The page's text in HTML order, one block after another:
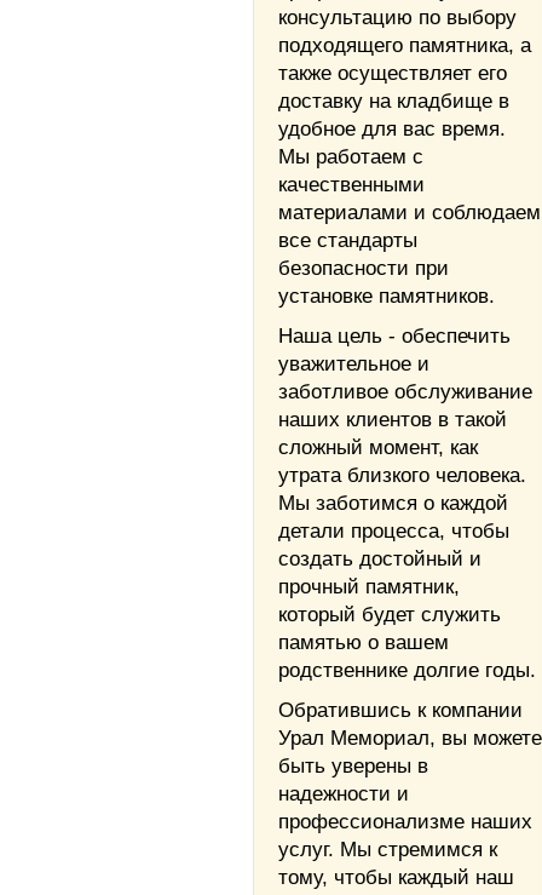
консультацию по выбору
подходящего памятника, а
также осуществляет его
доставку на кладбище в
удобное для вас время.
Мы работаем с
качественными
материалами и соблюдаем
все стандарты
безопасности при
установке памятников.
Наша цель - обеспечить
уважительное и
заботливое обслуживание
наших клиентов в такой
сложный момент, как
утрата близкого человека.
Мы заботимся о каждой
детали процесса, чтобы
создать достойный и
прочный памятник,
который будет служить
памятью о вашем
родственнике долгие годы.
Обратившись к компании
Урал Мемориал, вы можете
быть уверены в
надежности и
профессионализме наших
услуг. Мы стремимся к
тому, чтобы каждый наш